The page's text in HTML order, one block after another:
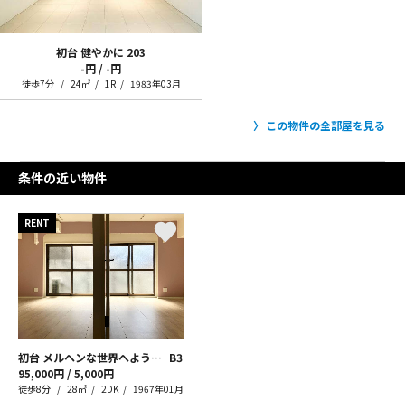
初台 健やかに 203
-円 / -円
徒歩7分 24㎡ 1R 1983年03月
この物件の全部屋を見る
条件の近い物件
RENT
初台 メルヘンな世界へようこそ B3
95,000円 / 5,000円
徒歩8分 28㎡ 2DK 1967年01月